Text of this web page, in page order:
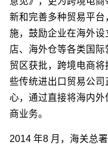
新和完善多种贸易平
施，鼓励企业在海外
店、海外仓等各类国
贸区获批，跨境电商
些传统进出口贸易公
心，通过直接将海内
商业务。
2014 年8 月，海关总